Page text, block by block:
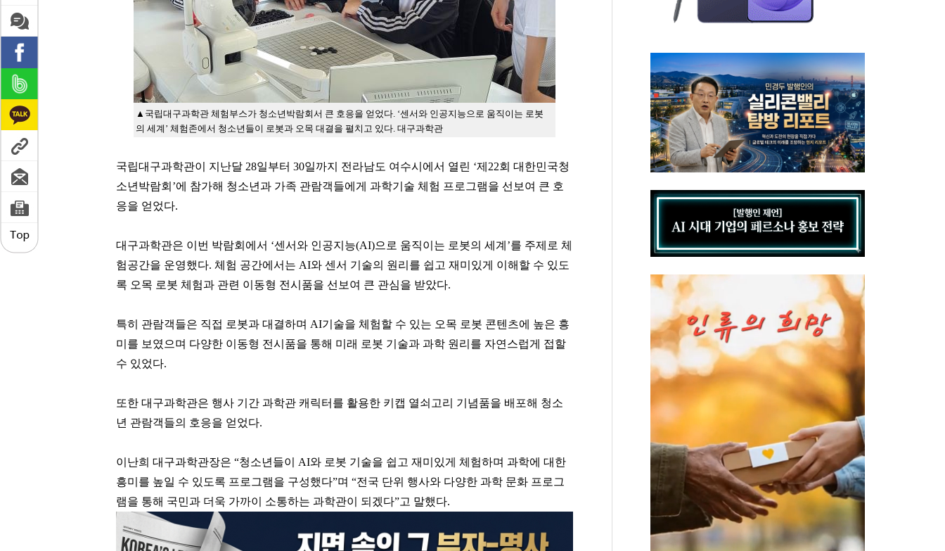
▲국립대구과학관 체험부스가 청소년박람회서 큰 호응을 얻었다. ‘센서와 인공지능으로 움직이는 로봇
의 세계’ 체험존에서 청소년들이 로봇과 오목 대결을 펼치고 있다. 대구과학관
국립대구과학관이 지난달 28일부터 30일까지 전라남도 여수시에서 열린 ‘제22회 대한민국청
소년박람회’에 참가해 청소년과 가족 관람객들에게 과학기술 체험 프로그램을 선보여 큰 호
응을 얻었다.
대구과학관은 이번 박람회에서 ‘센서와 인공지능(AI)으로 움직이는 로봇의 세계’를 주제로 체
험공간을 운영했다. 체험 공간에서는 AI와 센서 기술의 원리를 쉽고 재미있게 이해할 수 있도
록 오목 로봇 체험과 관련 이동형 전시품을 선보여 큰 관심을 받았다.
특히 관람객들은 직접 로봇과 대결하며 AI기술을 체험할 수 있는 오목 로봇 콘텐츠에 높은 흥
미를 보였으며 다양한 이동형 전시품을 통해 미래 로봇 기술과 과학 원리를 자연스럽게 접할
수 있었다.
또한 대구과학관은 행사 기간 과학관 캐릭터를 활용한 키캡 열쇠고리 기념품을 배포해 청소
년 관람객들의 호응을 얻었다.
이난희 대구과학관장은 “청소년들이 AI와 로봇 기술을 쉽고 재미있게 체험하며 과학에 대한
흥미를 높일 수 있도록 프로그램을 구성했다”며 “전국 단위 행사와 다양한 과학 문화 프로그
램을 통해 국민과 더욱 가까이 소통하는 과학관이 되겠다”고 말했다.